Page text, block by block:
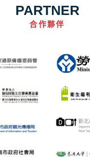
PARTNER
合作夥伴